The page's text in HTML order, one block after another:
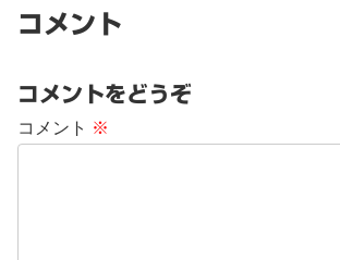
コメント
コメントをどうぞ
コメント ※